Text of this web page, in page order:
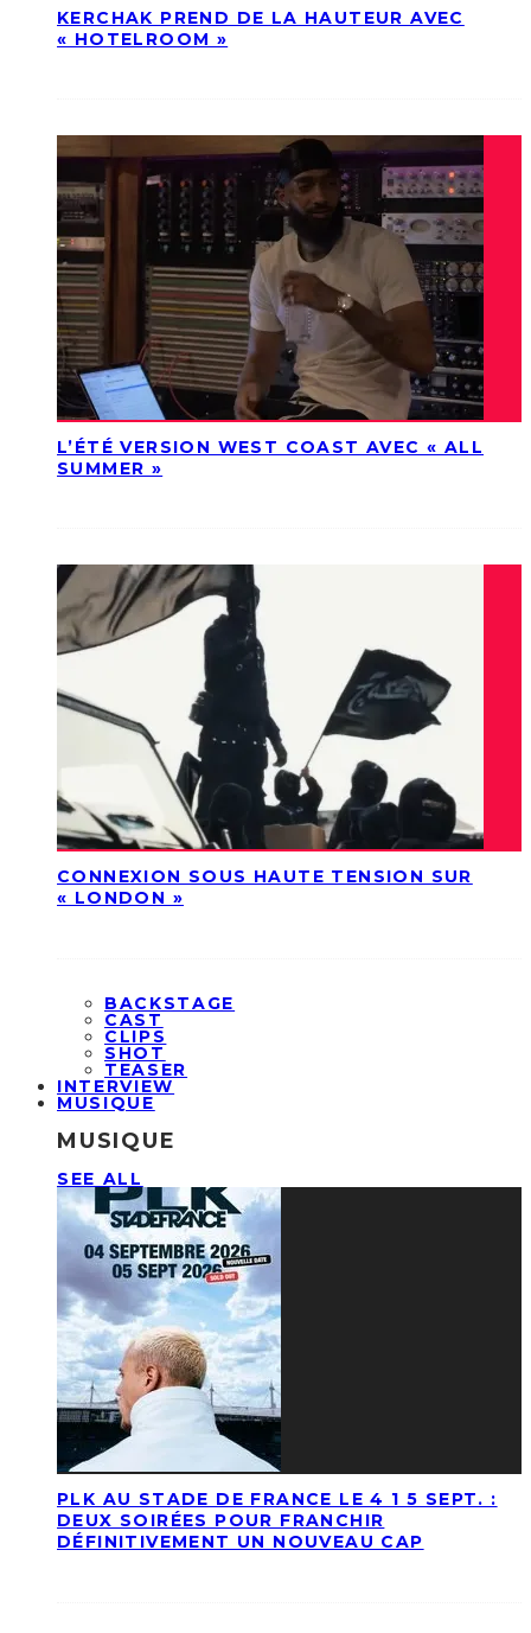
KERCHAK PREND DE LA HAUTEUR AVEC
« HOTELROOM »
L’ÉTÉ VERSION WEST COAST AVEC « ALL
SUMMER »
CONNEXION SOUS HAUTE TENSION SUR
« LONDON »
BACKSTAGE
CAST
CLIPS
SHOT
TEASER
INTERVIEW
MUSIQUE
MUSIQUE
SEE ALL
PLK AU STADE DE FRANCE LE 4 1 5 SEPT. :
DEUX SOIRÉES POUR FRANCHIR
DÉFINITIVEMENT UN NOUVEAU CAP